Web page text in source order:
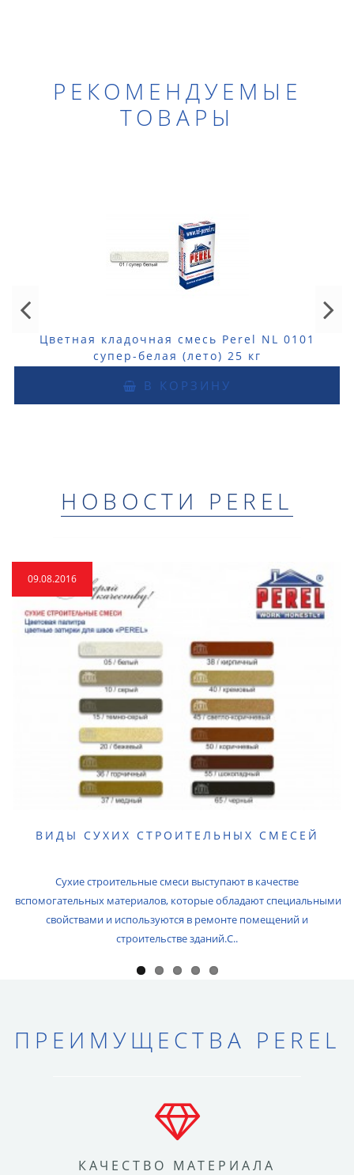
РЕКОМЕНДУЕМЫЕ
ТОВАРЫ
Цветная кладочная смесь Perel NL 0101
супер-белая (лето) 25 кг
В КОРЗИНУ
НОВОСТИ PEREL
09.08.2016
ВИДЫ СУХИХ СТРОИТЕЛЬНЫХ СМЕСЕЙ
Сухие строительные смеси выступают в качестве
вспомогательных материалов, которые обладают специальными
свойствами и используются в ремонте помещений и
строительстве зданий.С..
ПРЕИМУЩЕСТВА PEREL
КАЧЕСТВО МАТЕРИАЛА